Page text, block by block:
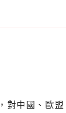
中國、歐